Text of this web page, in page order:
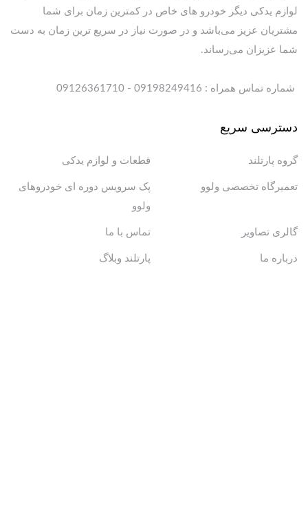
لوازم یدکی دیگر خودرو های خاص در کمترین زمان برای شما
مشتریان عزیز می‌باشد و در صورت نیاز در سریع ترین زمان به دست
شما عزیزان می‌رساند.
شماره تماس همراه : 09198249416 - 09126361710
دسترسی سریع
گروه پارتلند قطعات و لوازم یدکی
تعمیرگاه تخصصی ولوو
پک سرویس دوره ای خودروهای
ولوو
گالری تصاویر تماس با ما
درباره ما پارتلند وبلاگ